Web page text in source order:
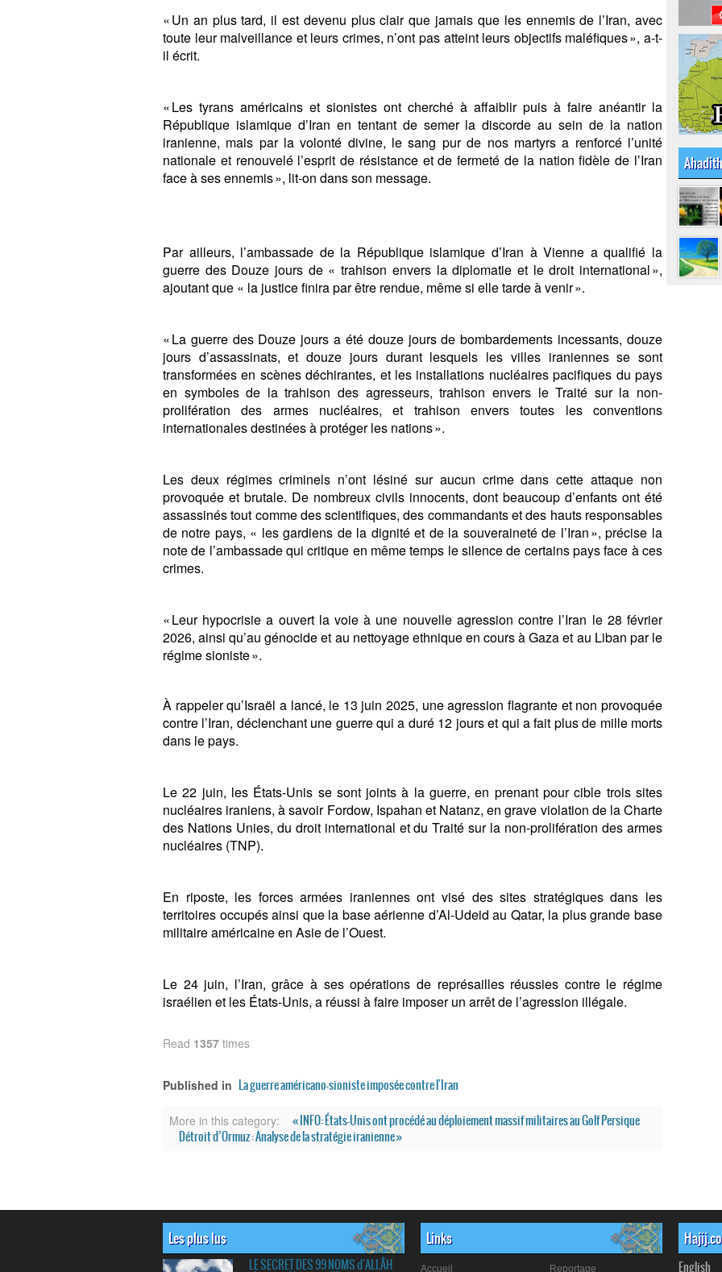
« Un an plus tard, il est devenu plus clair que jamais que les ennemis de l’Iran, avec
toute leur malveillance et leurs crimes, n’ont pas atteint leurs objectifs maléfiques », a-t-
il écrit.
« Les tyrans américains et sionistes ont cherché à affaiblir puis à faire anéantir la
République islamique d’Iran en tentant de semer la discorde au sein de la nation
iranienne, mais par la volonté divine, le sang pur de nos martyrs a renforcé l’unité
nationale et renouvelé l’esprit de résistance et de fermeté de la nation fidèle de l’Iran
face à ses ennemis », lit-on dans son message.
Par ailleurs, l’ambassade de la République islamique d’Iran à Vienne a qualifié la
guerre des Douze jours de « trahison envers la diplomatie et le droit international »,
ajoutant que « la justice finira par être rendue, même si elle tarde à venir ».
« La guerre des Douze jours a été douze jours de bombardements incessants, douze
jours d’assassinats, et douze jours durant lesquels les villes iraniennes se sont
transformées en scènes déchirantes, et les installations nucléaires pacifiques du pays
en symboles de la trahison des agresseurs, trahison envers le Traité sur la non-
prolifération des armes nucléaires, et trahison envers toutes les conventions
internationales destinées à protéger les nations ».
Les deux régimes criminels n’ont lésiné sur aucun crime dans cette attaque non
provoquée et brutale. De nombreux civils innocents, dont beaucoup d’enfants ont été
assassinés tout comme des scientifiques, des commandants et des hauts responsables
de notre pays, « les gardiens de la dignité et de la souveraineté de l’Iran », précise la
note de l’ambassade qui critique en même temps le silence de certains pays face à ces
crimes.
« Leur hypocrisie a ouvert la voie à une nouvelle agression contre l’Iran le 28 février
2026, ainsi qu’au génocide et au nettoyage ethnique en cours à Gaza et au Liban par le
régime sioniste ».
À rappeler qu’Israël a lancé, le 13 juin 2025, une agression flagrante et non provoquée
contre l’Iran, déclenchant une guerre qui a duré 12 jours et qui a fait plus de mille morts
dans le pays.
Le 22 juin, les États-Unis se sont joints à la guerre, en prenant pour cible trois sites
nucléaires iraniens, à savoir Fordow, Ispahan et Natanz, en grave violation de la Charte
des Nations Unies, du droit international et du Traité sur la non-prolifération des armes
nucléaires (TNP).
En riposte, les forces armées iraniennes ont visé des sites stratégiques dans les
territoires occupés ainsi que la base aérienne d’Al-Udeid au Qatar, la plus grande base
militaire américaine en Asie de l’Ouest.
Le 24 juin, l’Iran, grâce à ses opérations de représailles réussies contre le régime
israélien et les États-Unis, a réussi à faire imposer un arrêt de l’agression illégale.
Read 1357 times
Published in La guerre américano-sioniste imposée contre l'Iran
More in this category:
« INFO: États-Unis ont procédé au déploiement massif militaires au Golf Persique
Détroit d’Ormuz : Analyse de la stratégie iranienne »
Ahadith
Les plus lus
LE SECRET DES 99 NOMS d'ALLÂH
Links
Accueil Reportage English